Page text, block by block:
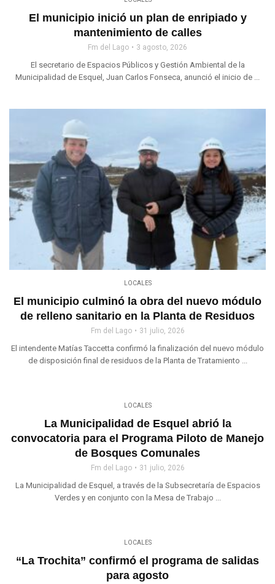
El municipio inició un plan de enripiado y
mantenimiento de calles
Fm del Lago 3 agosto, 2026
El secretario de Espacios Públicos y Gestión Ambiental de la
Municipalidad de Esquel, Juan Carlos Fonseca, anunció el inicio de ...
LOCALES
El municipio culminó la obra del nuevo módulo
de relleno sanitario en la Planta de Residuos
Fm del Lago 31 julio, 2026
El intendente Matías Taccetta confirmó la finalización del nuevo módulo
de disposición final de residuos de la Planta de Tratamiento ...
LOCALES
La Municipalidad de Esquel abrió la
convocatoria para el Programa Piloto de Manejo
de Bosques Comunales
Fm del Lago 31 julio, 2026
La Municipalidad de Esquel, a través de la Subsecretaría de Espacios
Verdes y en conjunto con la Mesa de Trabajo ...
LOCALES
“La Trochita” confirmó el programa de salidas
para agosto